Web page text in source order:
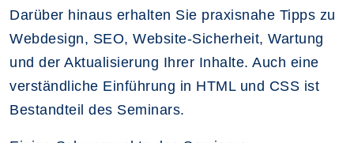
Darüber hinaus erhalten Sie praxisnahe Tipps zu
Webdesign, SEO, Website-Sicherheit, Wartung
und der Aktualisierung Ihrer Inhalte. Auch eine
verständliche Einführung in HTML und CSS ist
Bestandteil des Seminars.